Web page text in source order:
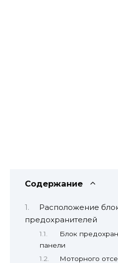
Содержание
Расположение
предохранителей
Блок
панели
Моторного